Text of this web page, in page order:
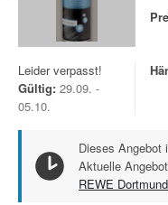
Leider verpasst!
Gültig: 29.09. -
05.10.
Dieses Angebot
Aktuelle
REWE Dortmund